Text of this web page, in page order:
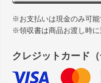
※お支払いは現金のみ可能
※領収書は商品お渡し時
クレジットカード（